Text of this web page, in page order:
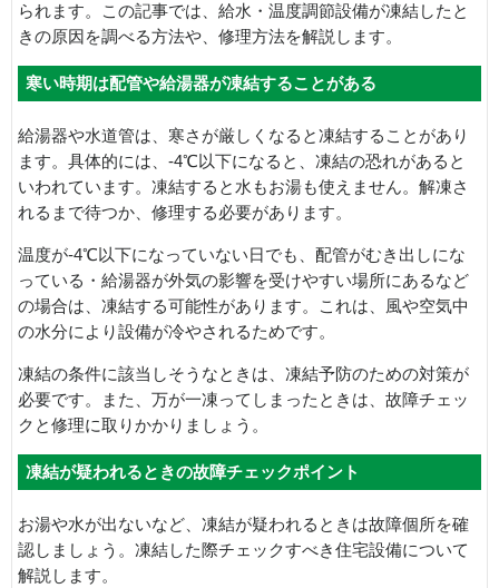
られます。この記事では、給水・温度調節設備が凍結したと
きの原因を調べる方法や、修理方法を解説します。
寒い時期は配管や給湯器が凍結することがある
給湯器や水道管は、寒さが厳しくなると凍結することがあり
ます。具体的には、-4℃以下になると、凍結の恐れがあると
いわれています。凍結すると水もお湯も使えません。解凍さ
れるまで待つか、修理する必要があります。
温度が-4℃以下になっていない日でも、配管がむき出しにな
っている・給湯器が外気の影響を受けやすい場所にあるなど
の場合は、凍結する可能性があります。これは、風や空気中
の水分により設備が冷やされるためです。
凍結の条件に該当しそうなときは、凍結予防のための対策が
必要です。また、万が一凍ってしまったときは、故障チェッ
クと修理に取りかかりましょう。
凍結が疑われるときの故障チェックポイント
お湯や水が出ないなど、凍結が疑われるときは故障個所を確
認しましょう。凍結した際チェックすべき住宅設備について
解説します。